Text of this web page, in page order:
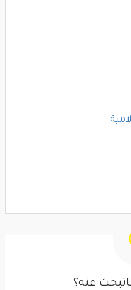
عنه؟